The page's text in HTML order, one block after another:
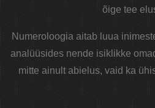
õige tee
Numeroloogia aitab luua
analüüsides nende isiklikke
mitte ainult abielus, vaid ka